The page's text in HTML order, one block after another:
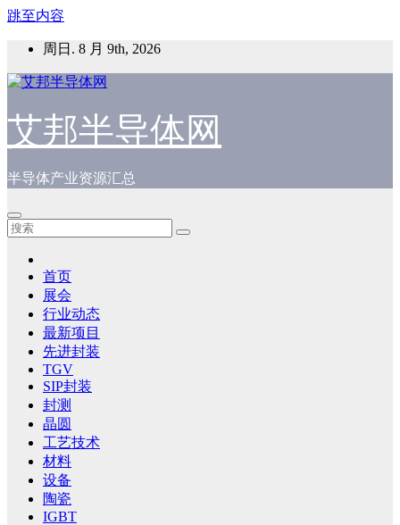
跳至内容
周日. 8 月 9th, 2026
艾邦半导体网
半导体产业资源汇总
首页
展会
行业动态
最新项目
先进封装
TGV
SIP封装
封测
晶圆
工艺技术
材料
设备
陶瓷
IGBT